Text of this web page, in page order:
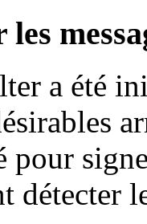
a été
détecter